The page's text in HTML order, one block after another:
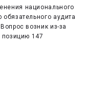
национального
аудита
возник из-за
позицию 147